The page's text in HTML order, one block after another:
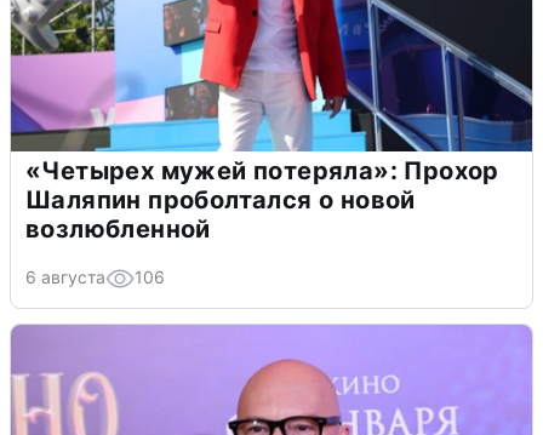
«Четырех мужей потеряла»: Прохор
Шаляпин проболтался о новой
возлюбленной
6 августа 106